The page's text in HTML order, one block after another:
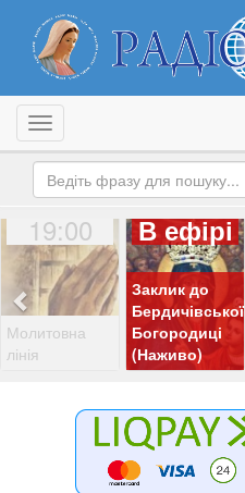
Toggle navigation
19:00
Молитовна
лінія
В ефірі
Заклик до
Бердичівської
Богородиці
(Наживо)